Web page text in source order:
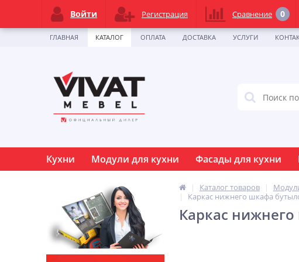
ГЛАВНАЯ КАТАЛОГ ОПЛАТА ДОСТАВКА УСЛУГИ
Кухни Модули для кухни Фасады для кухни
Каталог товаров
Каркас нижнего шкафа
Каркас
Войти Регистрация Сравнение 0